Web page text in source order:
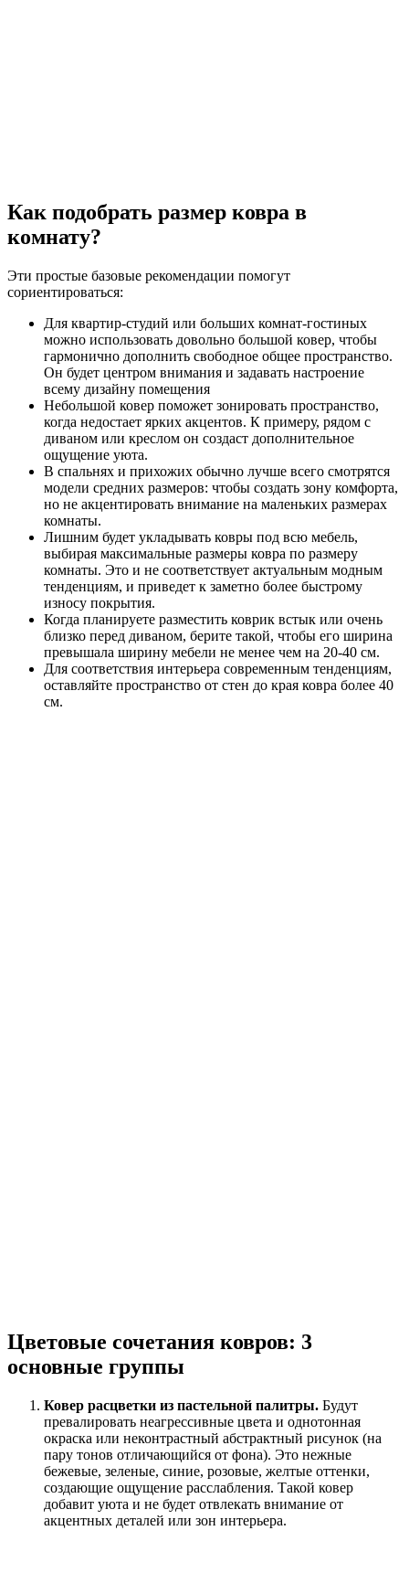
Как подобрать размер ковра в
комнату?
Эти простые базовые рекомендации помогут
сориентироваться:
Для квартир-студий или больших комнат-гостиных
можно использовать довольно большой ковер, чтобы
гармонично дополнить свободное общее пространство.
Он будет центром внимания и задавать настроение
всему дизайну помещения
Небольшой ковер поможет зонировать пространство,
когда недостает ярких акцентов. К примеру, рядом с
диваном или креслом он создаст дополнительное
ощущение уюта.
В спальнях и прихожих обычно лучше всего смотрятся
модели средних размеров: чтобы создать зону комфорта,
но не акцентировать внимание на маленьких размерах
комнаты.
Лишним будет укладывать ковры под всю мебель,
выбирая максимальные размеры ковра по размеру
комнаты. Это и не соответствует актуальным модным
тенденциям, и приведет к заметно более быстрому
износу покрытия.
Когда планируете разместить коврик встык или очень
близко перед диваном, берите такой, чтобы его ширина
превышала ширину мебели не менее чем на 20-40 см.
Для соответствия интерьера современным тенденциям,
оставляйте пространство от стен до края ковра более 40
см.
Цветовые сочетания ковров: 3
основные группы
Ковер расцветки из пастельной палитры. Будут
превалировать неагрессивные цвета и однотонная
окраска или неконтрастный абстрактный рисунок (на
пару тонов отличающийся от фона). Это нежные
бежевые, зеленые, синие, розовые, желтые оттенки,
создающие ощущение расслабления. Такой ковер
добавит уюта и не будет отвлекать внимание от
акцентных деталей или зон интерьера.